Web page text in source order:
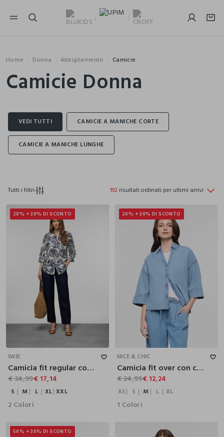
NAVIGATION.ARIA.GOTOMAINCONTENT
Home Donna Abbigliamento Camicie
Camicie Donna
Tutti i filtri 192 risultati ordinati per ultimi arrivi
20% + 30% DI SCONTO
IWIE
Camicia fit regular con scollo a V in misto lino donna
€ 34,99€ 17,14
S M L XL XXL
2 Colori
20% + 30% DI SCONTO
M
XL
NICE & CHIC
Camicia fit over con collo alla francese in denim di puro cotone donna
€ 24,99€ 12,24
XS S M L XL
1 Colori
50% + 30% DI SCONTO